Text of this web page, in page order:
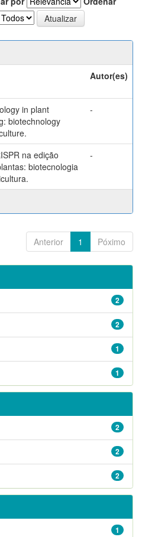
Autor(es)
in plant
biotechnology
-
na edição
biotecnologia
-
Anterior 1 Póximo
2
2
1
1
2
2
2
1